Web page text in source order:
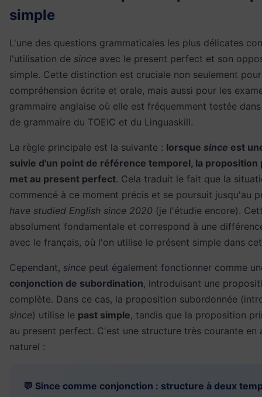
simple
L'une des questions grammaticales les plus délicates
l'utilisation de since avec le present perfect et son
simple. Cette distinction est cruciale non seulement
compréhension écrite et orale, mais aussi pour les
grammaire anglaise où elle est fréquemment testée
de grammaire du TOEIC et du Linguaskill.
La règle principale est la suivante : lorsque since est
suivie d'un point de référence temporel, la proposition
met au present perfect. Cela traduit le fait que la
commencé à ce moment précis et se poursuit jusqu'au
have studied English since 2020 (je l'étudie encore).
absolument fondamentale et correspond à une
avec le français, où l'on utilise le présent simple dans
Cependant, since peut également fonctionner comme
conjonction de subordination, introduisant une
complète. Dans ce cas, la proposition subordonnée
since) utilise le past simple, tandis que la proposition
au present perfect. C'est une structure très courante en
naturel :
💬 Since comme conjonction : structure à deux